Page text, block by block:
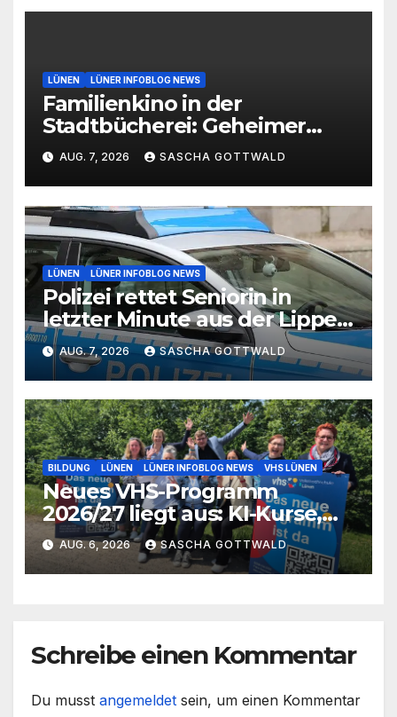
LÜNEN LÜNER INFOBLOG NEWS
Familienkino in der
Stadtbücherei: Geheimer
Film bei freiem Eintritt
AUG. 7, 2026 SASCHA GOTTWALD
LÜNEN LÜNER INFOBLOG NEWS
Polizei rettet Seniorin in
letzter Minute aus der Lippe
bei Lünen
AUG. 7, 2026 SASCHA GOTTWALD
BILDUNG LÜNEN LÜNER INFOBLOG NEWS VHS LÜNEN
Neues VHS-Programm
2026/27 liegt aus: KI-Kurse,
IGA-Guides und neue
Formate
AUG. 6, 2026 SASCHA GOTTWALD
Schreibe einen Kommentar
Du musst angemeldet sein, um einen Kommentar